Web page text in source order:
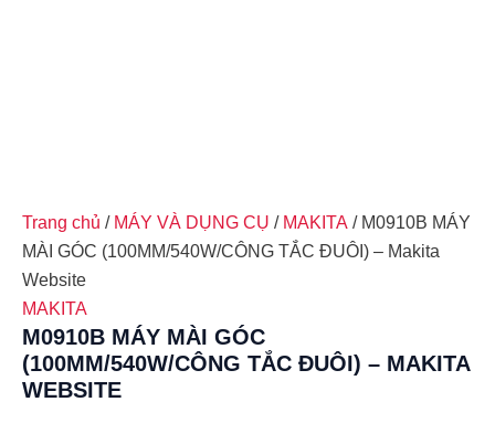
Trang chủ / MÁY VÀ DỤNG CỤ / MAKITA / M0910B MÁY
MÀI GÓC (100MM/540W/CÔNG TẮC ĐUÔI) – Makita
Website
MAKITA
M0910B MÁY MÀI GÓC
(100MM/540W/CÔNG TẮC ĐUÔI) – MAKITA
WEBSITE